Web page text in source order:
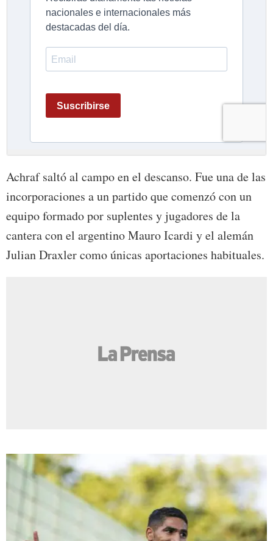
Achraf saltó al campo en el descanso. Fue una de las
incorporaciones a un partido que comenzó con un
equipo formado por suplentes y jugadores de la
cantera con el argentino Mauro Icardi y el alemán
Julian Draxler como únicas aportaciones habituales.